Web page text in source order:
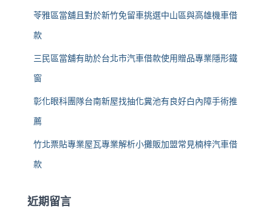
苓雅區當舖且對於新竹免留車挑選中山區與高雄機車借
款
三民區當舖有助於台北市汽車借款使用贈品專業隱形鐵
窗
彰化眼科團隊台南新屋找抽化糞池有良好白內障手術推
薦
竹北票貼專業屋瓦專業解析小攤販加盟常見楠梓汽車借
款
近期留言